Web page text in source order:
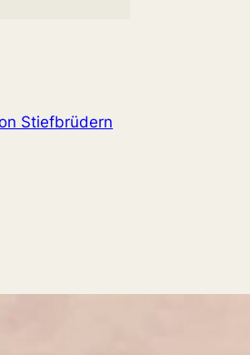
Stiefbrüdern